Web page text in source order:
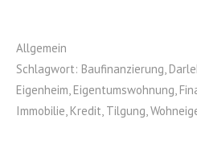
Allgemein
Schlagwort: Baufinanzierung,
Eigenheim, Eigentumswohnung,
Immobilie, Kredit, Tilgung,